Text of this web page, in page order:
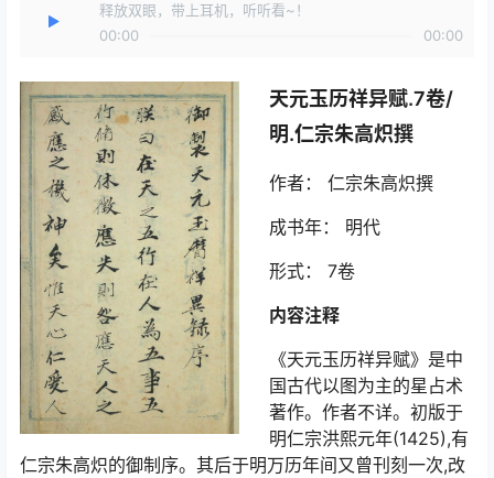
释放双眼，带上耳机，听听看~！
00:00
00:00
天元玉历祥异赋.7卷/
明.仁宗朱高炽撰
作者： 仁宗朱高炽撰
成书年： 明代
形式： 7卷
内容注释
《天元玉历祥异赋》是中
国古代以图为主的星占术
著作。作者不详。初版于
明仁宗洪熙元年(1425),有
仁宗朱高炽的御制序。其后于明万历年间又曾刊刻一次,改